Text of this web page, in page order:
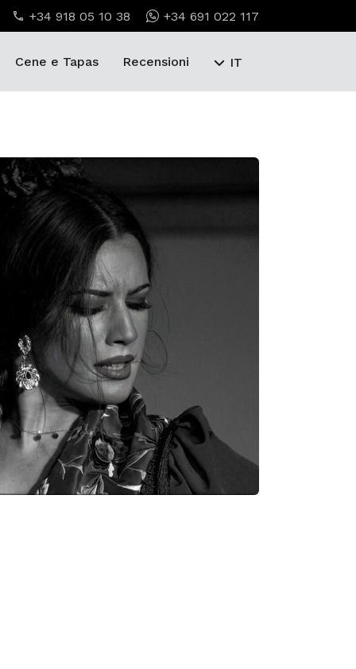
+34 918 05 10 38 +34 691 022 117
Cene e Tapas Recensioni IT